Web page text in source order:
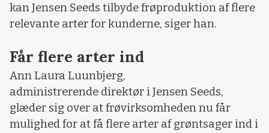
kan Jensen Seeds tilbyde frøproduktion af flere
relevante arter for kunderne, siger han.
Får flere arter ind
Ann Laura Luunbjerg,
administrerende direktør i Jensen Seeds,
glæder sig over at frøvirksomheden nu får
mulighed for at få flere arter af grøntsager ind i